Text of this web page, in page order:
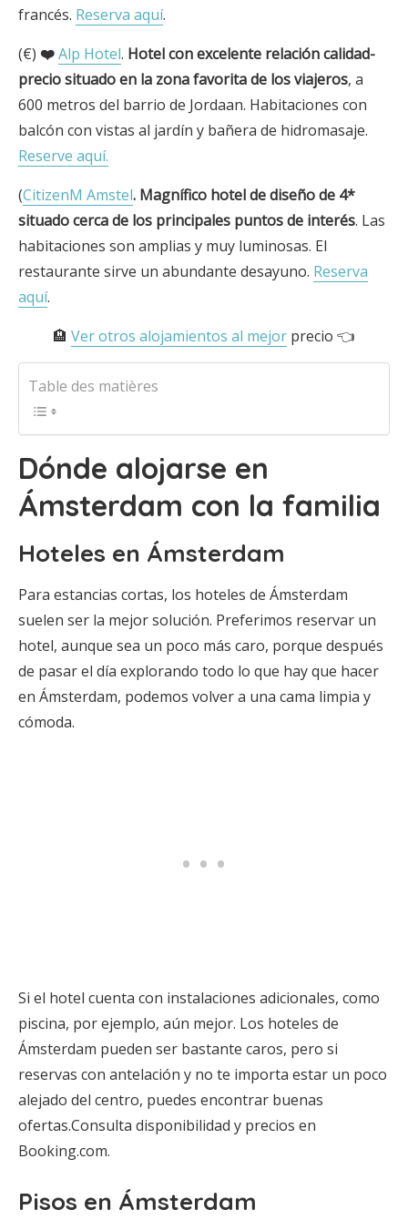
francés. Reserva aquí.
(€) ❤️Alp Hotel. Hotel con excelente relación calidad-
precio situado en la zona favorita de los viajeros, a
600 metros del barrio de Jordaan. Habitaciones con
balcón con vistas al jardín y bañera de hidromasaje.
Reserve aquí.
(CitizenM Amstel. Magnífico hotel de diseño de 4*
situado cerca de los principales puntos de interés. Las
habitaciones son amplias y muy luminosas. El
restaurante sirve un abundante desayuno. Reserva
aquí.
🏨 Ver otros alojamientos al mejor precio 👈
Table des matières
Dónde alojarse en
Ámsterdam con la familia
Hoteles en Ámsterdam
Para estancias cortas, los hoteles de Ámsterdam
suelen ser la mejor solución. Preferimos reservar un
hotel, aunque sea un poco más caro, porque después
de pasar el día explorando todo lo que hay que hacer
en Ámsterdam, podemos volver a una cama limpia y
cómoda.
Si el hotel cuenta con instalaciones adicionales, como
piscina, por ejemplo, aún mejor. Los hoteles de
Ámsterdam pueden ser bastante caros, pero si
reservas con antelación y no te importa estar un poco
alejado del centro, puedes encontrar buenas
ofertas.Consulta disponibilidad y precios en
Booking.com.
Pisos en Ámsterdam